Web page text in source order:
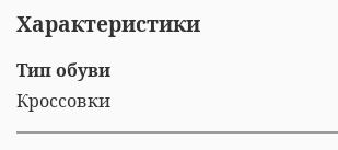
Характеристики
Тип обуви
Кроссовки